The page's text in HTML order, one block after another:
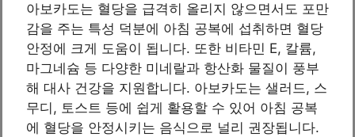
아보카도는 혈당을 급격히 올리지 않으면서도 포만
감을 주는 특성 덕분에 아침 공복에 섭취하면 혈당
안정에 크게 도움이 됩니다. 또한 비타민 E, 칼륨,
마그네슘 등 다양한 미네랄과 항산화 물질이 풍부
해 대사 건강을 지원합니다. 아보카도는 샐러드, 스
무디, 토스트 등에 쉽게 활용할 수 있어 아침 공복
에 혈당을 안정시키는 음식으로 널리 권장됩니다.